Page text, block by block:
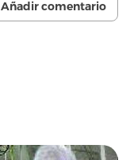
Añadir comentario